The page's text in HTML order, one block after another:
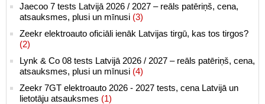
Jaecoo 7 tests Latvijā 2026 / 2027 – reāls patēriņš, cena,
atsauksmes, plusi un mīnusi (3)
Zeekr elektroauto oficiāli ienāk Latvijas tirgū, kas tos tirgos?
(2)
Lynk & Co 08 tests Latvijā 2026 / 2027 – reāls patēriņš, cena,
atsauksmes, plusi un mīnusi (4)
Zeekr 7GT elektroauto 2026 - 2027 tests, cena Latvijā un
lietotāju atsauksmes (1)